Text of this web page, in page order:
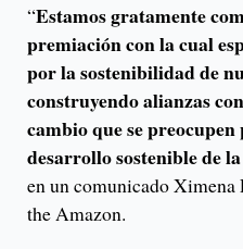
“Estamos gratamente
premiación con la cual
por la sostenibilidad de
construyendo alianzas
cambio que se
desarrollo sostenible de
en un comunicado Ximena
the Amazon.